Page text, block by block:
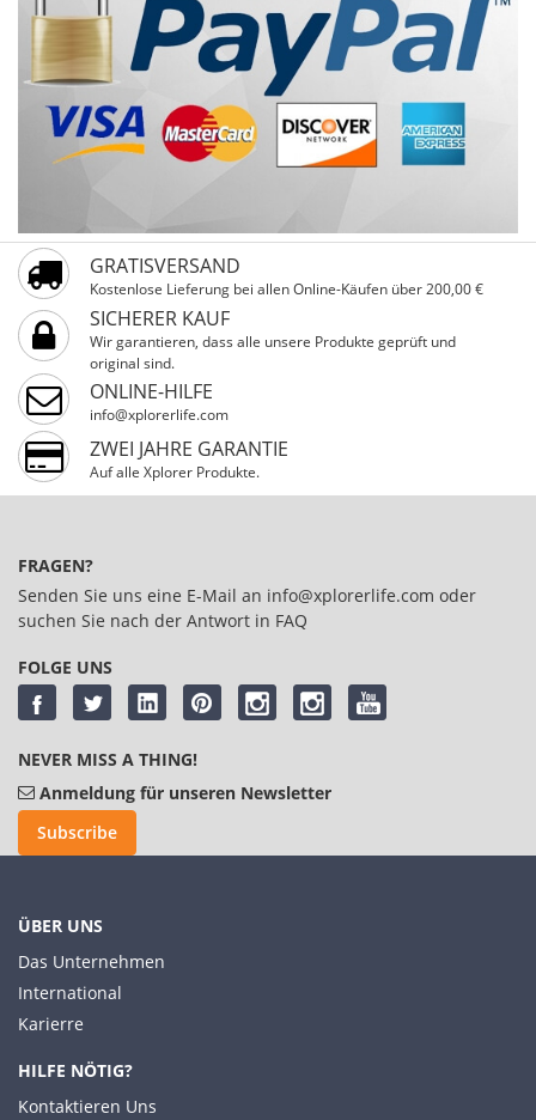
GRATISVERSAND
Kostenlose Lieferung bei allen Online-Käufen über 200,00 €
SICHERER KAUF
Wir garantieren, dass alle unsere Produkte geprüft und
original sind.
ONLINE-HILFE
info@xplorerlife.com
ZWEI JAHRE GARANTIE
Auf alle Xplorer Produkte.
FRAGEN?
Senden Sie uns eine E-Mail an info@xplorerlife.com oder
suchen Sie nach der Antwort in FAQ
FOLGE UNS
NEVER MISS A THING!
Anmeldung für unseren Newsletter
Subscribe
ÜBER UNS
Das Unternehmen
International
Karierre
HILFE NÖTIG?
Kontaktieren Uns